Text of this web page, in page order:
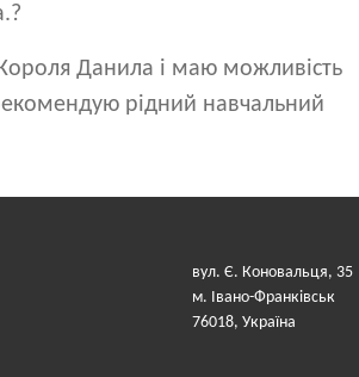
Данила і маю можливість
рідний навчальний
вул. Є. Коновальця, 35
м. Івано-Франківськ
76018, Україна